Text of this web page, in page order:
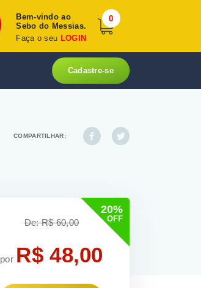
Bem-vindo ao
Sebo do Messias.
Faça o seu LOGIN
0
Cadastre-se
COMPARTILHAR:
20%
OFF
De: R$ 60,00
por R$ 48,00